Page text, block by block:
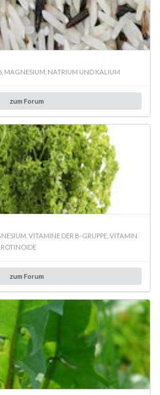
MAGNESIUM, NATRIUM UND KALIUM
zum Forum
VITAMINE DER B-GRUPPE, VITAMIN
zum Forum